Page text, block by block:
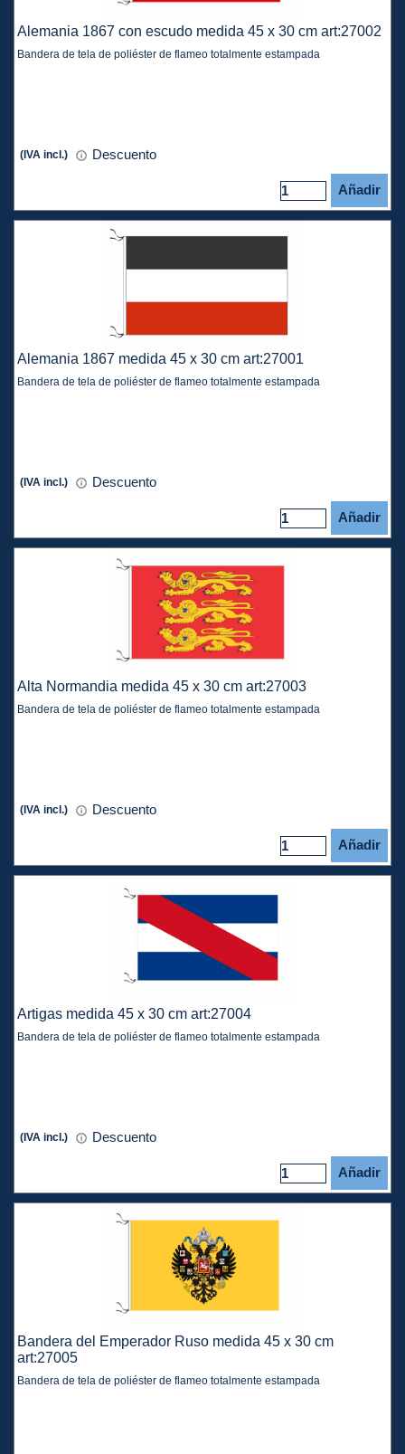
Alemania 1867 con escudo medida 45 x 30 cm art:27002
Bandera de tela de poliéster de flameo totalmente estampada
(IVA incl.) Descuento
Añadir
Alemania 1867 medida 45 x 30 cm art:27001
Bandera de tela de poliéster de flameo totalmente estampada
(IVA incl.) Descuento
Añadir
Alta Normandia medida 45 x 30 cm art:27003
Bandera de tela de poliéster de flameo totalmente estampada
(IVA incl.) Descuento
Añadir
Artigas medida 45 x 30 cm art:27004
Bandera de tela de poliéster de flameo totalmente estampada
(IVA incl.) Descuento
Añadir
Bandera del Emperador Ruso medida 45 x 30 cm
art:27005
Bandera de tela de poliéster de flameo totalmente estampada